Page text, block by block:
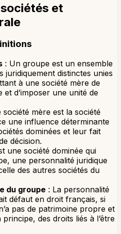
sociétés et
: Un groupe est un ensemble
juridiquement distinctes unies
à une société mère de
et d’imposer une unité de
société mère est la société
une influence déterminante
dominées et leur fait
décision.
une société dominée qui
une personnalité juridique
des autres sociétés du
du groupe : La personnalité
défaut en droit français, si
pas de patrimoine propre et
des droits liés à l’être